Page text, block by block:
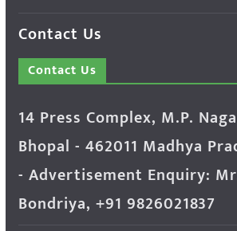
Contact Us
Contact Us
14 Press Complex, M.P.
Bhopal - 462011 Madhya
- Advertisement Enquiry:
Bondriya, +91 9826021837